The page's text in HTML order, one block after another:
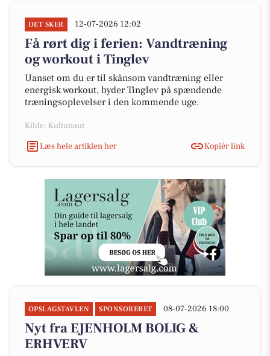
DET SKER 12-07-2026 12:02
Få rørt dig i ferien: Vandtræning
og workout i Tinglev
Uanset om du er til skånsom vandtræning eller
energisk workout, byder Tinglev på spændende
træningsoplevelser i den kommende uge.
Kilde: Kultunaut
Læs hele artiklen her
Kopiér link
OPSLAGSTAVLEN SPONSORERET 08-07-2026 18:00
Nyt fra EJENHOLM BOLIG &
ERHVERV